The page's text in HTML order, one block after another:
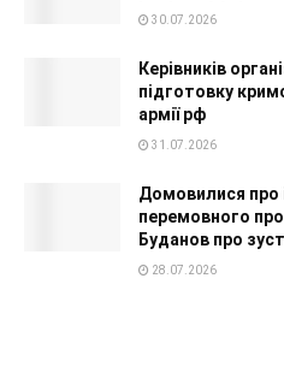
30.07.2026
Керівників
підготовку
армії рф
31.07.2026
Домовилися про
перемовного
Буданов про
28.07.2026